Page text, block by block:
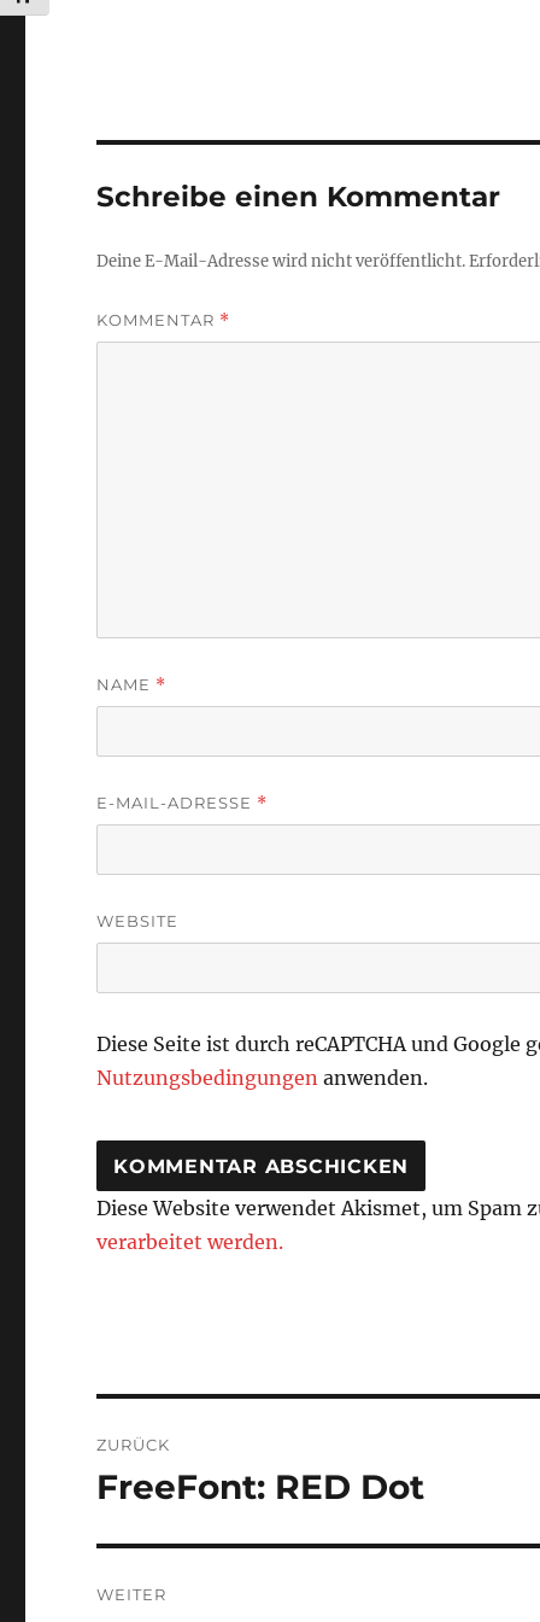
Schreibe einen Kommentar
Deine E-Mail-Adresse wird nicht veröffentlicht.
KOMMENTAR *
NAME *
E-MAIL-ADRESSE *
WEBSITE
Diese Seite ist durch reCAPTCHA und Google
Nutzungsbedingungen anwenden.
Diese Website verwendet Akismet, um Spam
verarbeitet werden.
ZURÜCK
Vorheriger
FreeFont: RED Dot
WEITER